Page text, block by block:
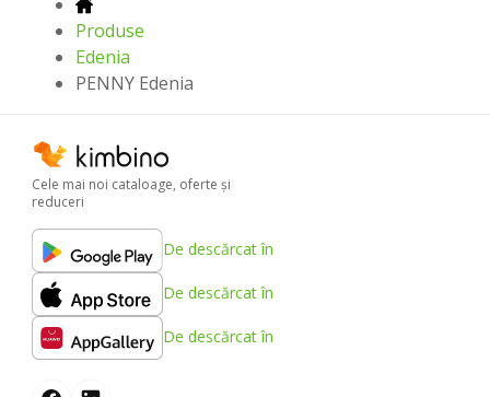
Produse
Edenia
PENNY Edenia
Cele mai noi cataloage, oferte şi
reduceri
De descărcat în
De descărcat în
De descărcat în